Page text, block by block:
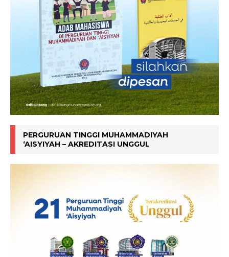
PERGURUAN TINGGI MUHAMMADIYAH
‘AISYIYAH – AKREDITASI UNGGUL